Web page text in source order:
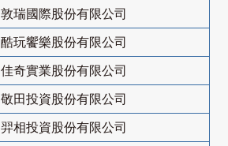
敦瑞國際股份有限公司
酷玩饗樂股份有限公司
佳奇實業股份有限公司
敬田投資股份有限公司
羿相投資股份有限公司